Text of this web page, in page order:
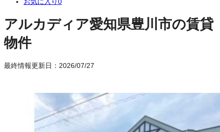
アルカディア愛知県豊川市の賃貸
物件
最終情報更新日：2026/07/27